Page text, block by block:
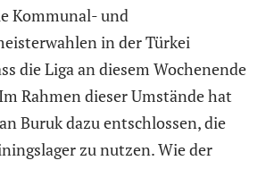
Kommunal- und
in der Türkei
die Liga an diesem Wochenende
Rahmen dieser Umstände hat
Buruk dazu entschlossen, die
zu nutzen. Wie der